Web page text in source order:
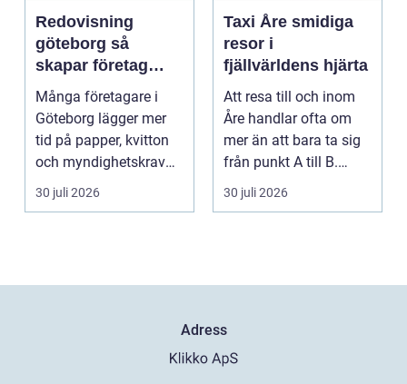
Redovisning
göteborg så
skapar företag
bättre kontroll och
mer tid
Många företagare i
Göteborg lägger mer
tid på papper, kvitton
och myndighetskrav
än på kunder och ut...
30 juli 2026
Taxi Åre smidiga
resor i
fjällvärldens hjärta
Att resa till och inom
Åre handlar ofta om
mer än att bara ta sig
från punkt A till B.
Vädret skifta...
30 juli 2026
Adress